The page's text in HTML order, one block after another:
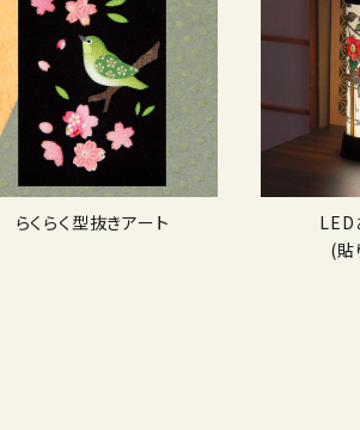
らくらく型抜きアート
LED
(貼